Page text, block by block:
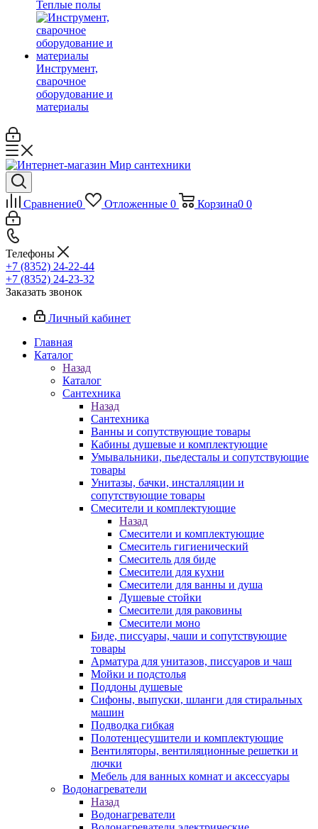
Теплые полы
Инструмент,
сварочное
оборудование и
материалы
Сравнение0 Отложенные 0 Корзина0 0
Телефоны
+7 (8352) 24-22-44
+7 (8352) 24-23-32
Заказать звонок
Личный кабинет
Главная
Каталог
Назад
Каталог
Сантехника
Назад
Сантехника
Ванны и сопутствующие товары
Кабины душевые и комплектующие
Умывальники, пьедесталы и сопутствующие
товары
Унитазы, бачки, инсталляции и
сопутствующие товары
Смесители и комплектующие
Назад
Смесители и комплектующие
Смеситель гигиенический
Смеситель для биде
Смесители для кухни
Смесители для ванны и душа
Душевые стойки
Смесители для раковины
Смесители моно
Биде, писсуары, чаши и сопутствующие
товары
Арматура для унитазов, писсуаров и чаш
Мойки и подстолья
Поддоны душевые
Сифоны, выпуски, шланги для стиральных
машин
Подводка гибкая
Полотенцесушители и комплектующие
Вентиляторы, вентиляционные решетки и
лючки
Мебель для ванных комнат и аксессуары
Водонагреватели
Назад
Водонагреватели